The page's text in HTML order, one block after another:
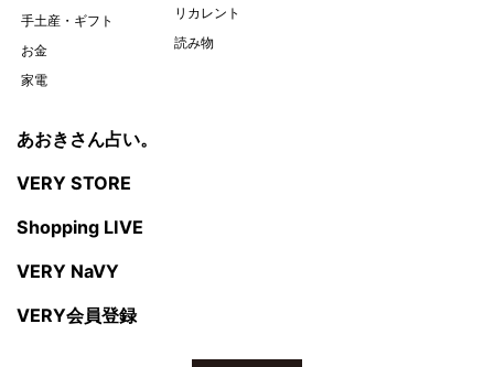
手土産・ギフト
お金
家電
リカレント
読み物
あおきさん占い。
VERY STORE
Shopping LIVE
VERY NaVY
VERY会員登録